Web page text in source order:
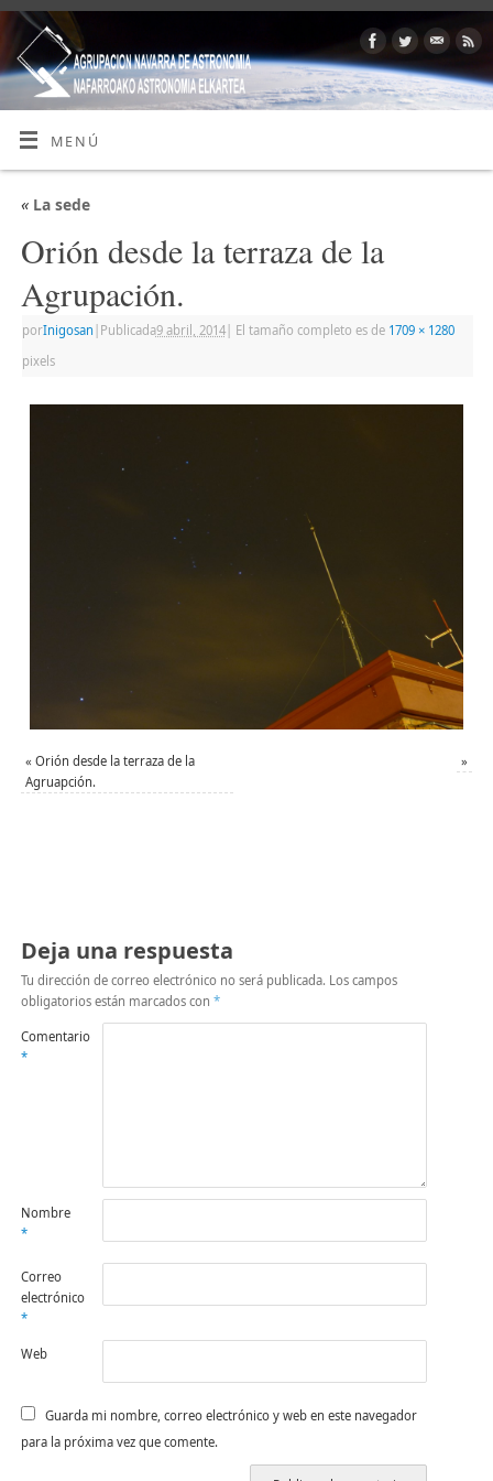
MENÚ
«La sede
Orión desde la terraza de la
Agrupación.
porInigosan Publicada9 abril, 2014| El tamaño completo es de 1709 × 1280
pixels
« Orión desde la terraza de la
Agruapción.
»
Deja una respuesta
Tu dirección de correo electrónico no será publicada. Los campos
obligatorios están marcados con *
Comentario
*
Nombre
*
Correo
electrónico
*
Web
Guarda mi nombre, correo electrónico y web en este navegador
para la próxima vez que comente.